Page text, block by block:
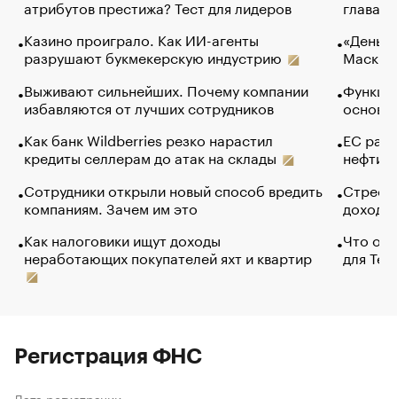
атрибутов престижа? Тест для лидеров
Казино проиграло. Как ИИ-агенты
разрушают букмекерскую индустрию
Выживают сильнейших. Почему компании
избавляются от лучших сотрудников
Как банк Wildberries резко нарастил
кредиты селлерам до атак на склады
Сотрудники открыли новый способ вредить
компаниям. Зачем им это
Как налоговики ищут доходы
неработающих покупателей яхт и квартир
глава
Маск в
основ
ЕС
нефти
Что
для
Регистрация ФНС